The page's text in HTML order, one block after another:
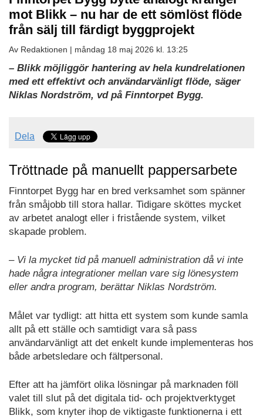
mot Blikk – nu har de ett sömlöst flöde
från sälj till färdigt byggprojekt
Av Redaktionen | måndag 18 maj 2026 kl. 13:25
– Blikk möjliggör hantering av hela kundrelationen
med ett effektivt och användarvänligt flöde, säger
Niklas Nordström, vd på Finntorpet Bygg.
Dela
Tröttnade på manuellt pappersarbete
Finntorpet Bygg har en bred verksamhet som spänner
från småjobb till stora hallar. Tidigare sköttes mycket
av arbetet analogt eller i fristående system, vilket
skapade problem.
– Vi la mycket tid på manuell administration då vi inte
hade några integrationer mellan vare sig lönesystem
eller andra program, berättar Niklas Nordström.
Målet var tydligt: att hitta ett system som kunde samla
allt på ett ställe och samtidigt vara så pass
användarvänligt att det enkelt kunde implementeras hos
både arbetsledare och fältpersonal.
Efter att ha jämfört olika lösningar på marknaden föll
valet till slut på det digitala tid- och projektverktyget
Blikk, som knyter ihop de viktigaste funktionerna i ett